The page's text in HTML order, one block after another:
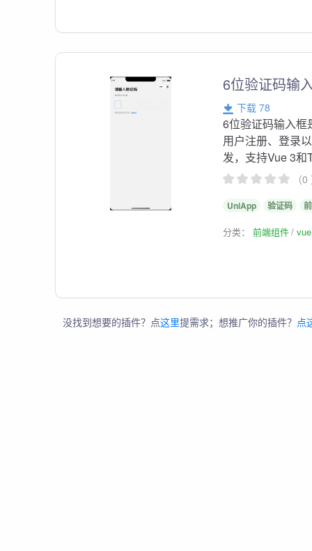
6位验证码输
下载 78
6位验证码输入框
用户注册、登录
发，支持Vue 3和
（
UniApp 验证码
分类：前端组件
没找到想要的插件？点这里提需求；想推广你的插件？ 点